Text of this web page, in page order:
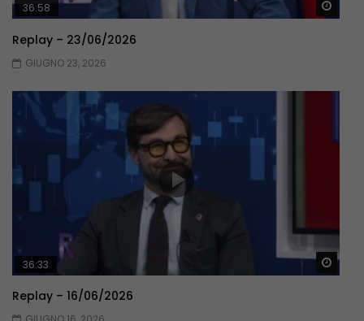
36:58
Replay – 23/06/2026
GIUGNO 23, 2026
36:33
Replay – 16/06/2026